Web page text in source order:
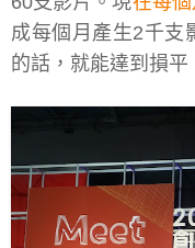
成每個月產生2千支
的話，就能達到損平